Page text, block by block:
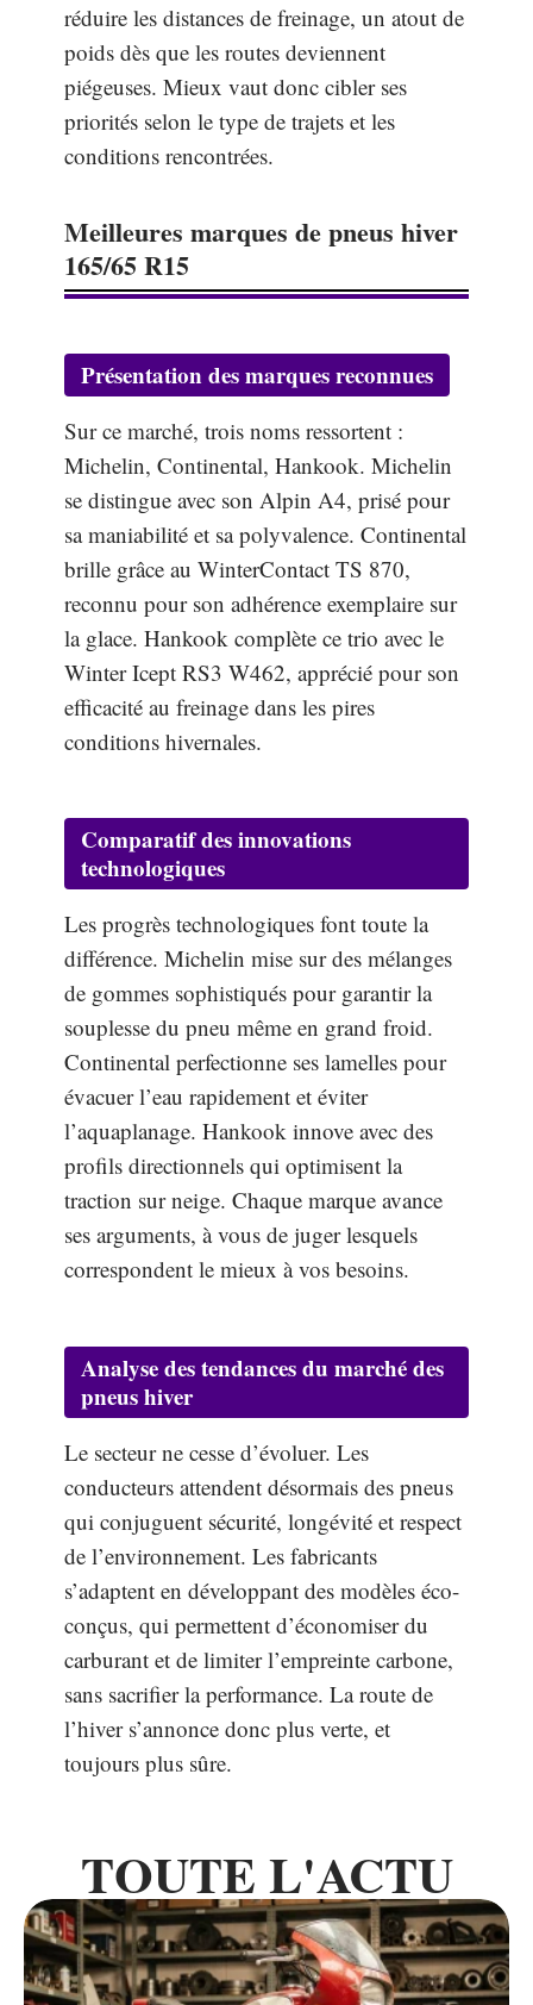
réduire les distances de freinage, un atout de
poids dès que les routes deviennent
piégeuses. Mieux vaut donc cibler ses
priorités selon le type de trajets et les
conditions rencontrées.
Meilleures marques de pneus hiver
165/65 R15
Présentation des marques reconnues
Sur ce marché, trois noms ressortent :
Michelin, Continental, Hankook. Michelin
se distingue avec son Alpin A4, prisé pour
sa maniabilité et sa polyvalence. Continental
brille grâce au WinterContact TS 870,
reconnu pour son adhérence exemplaire sur
la glace. Hankook complète ce trio avec le
Winter Icept RS3 W462, apprécié pour son
efficacité au freinage dans les pires
conditions hivernales.
Comparatif des innovations
technologiques
Les progrès technologiques font toute la
différence. Michelin mise sur des mélanges
de gommes sophistiqués pour garantir la
souplesse du pneu même en grand froid.
Continental perfectionne ses lamelles pour
évacuer l’eau rapidement et éviter
l’aquaplanage. Hankook innove avec des
profils directionnels qui optimisent la
traction sur neige. Chaque marque avance
ses arguments, à vous de juger lesquels
correspondent le mieux à vos besoins.
Analyse des tendances du marché des
pneus hiver
Le secteur ne cesse d’évoluer. Les
conducteurs attendent désormais des pneus
qui conjuguent sécurité, longévité et respect
de l’environnement. Les fabricants
s’adaptent en développant des modèles éco-
conçus, qui permettent d’économiser du
carburant et de limiter l’empreinte carbone,
sans sacrifier la performance. La route de
l’hiver s’annonce donc plus verte, et
toujours plus sûre.
TOUTE L'ACTU